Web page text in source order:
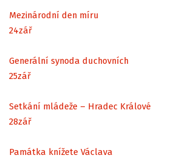
Mezinárodní den míru
24zář
Generální synoda duchovních
25zář
Setkání mládeže – Hradec Králové
28zář
Památka knížete Václava